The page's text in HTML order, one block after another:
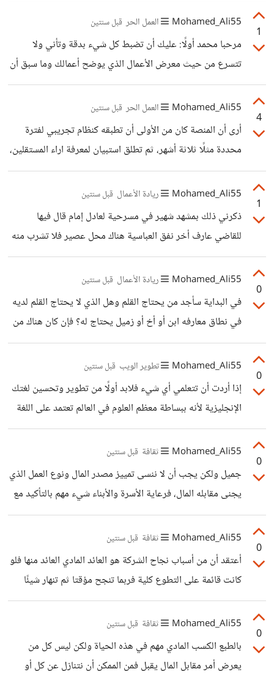
معًا فكلاهما مترابط حتى يتحقق النجاج وهما عنصران مهمان
لنجاح أي أعمال بالإضافة إلى عوامل أخرى مهمة لتحقيق هذا
النجاح.
1
Mohamed_Ali55 العمل الحر قبل سنتين
مرحبا محمد أولًا: عليك أن تضبط كل شيء بدقة وتأني ولا
تتسرع من حيث معرض الأعمال الذي يوضح أعمالك وما سبق أن
قمت به والمهارات التي تتقنها، ثانيًا: أذكر مؤهلات ودوراتك
ومهاراتك وخبراتك، وما يمكنك أن تنجزه وتقوم به، وأن تذكر ما
يميزك عن غيرك بمعنى الميزة التي ستجعلني افضلك على غيرك
واختارك بعيدًا عن الوعود الخيالية والغير مسئولة فكن واقعي
تحديدًا ما
4
Mohamed_Ali55 العمل الحر قبل سنتين
أرى أن المنصة كان من الأولى أن تطبقه كنظام تجريبي لفترة
محددة مثلًا ثلاثة أشهر، ثم تطلق استبيان لمعرفة اراء المستقلين،
ومعرفة مميزات وعيوب نظام العضوية الجديد.
1
Mohamed_Ali55 ريادة الأعمال قبل سنتين
ذكرني ذلك بمشهد شهير في مسرحية لعادل إمام قال فيها
للقاضي عارف أخر نفق العباسية هناك محل عصير فلا تشرب منه
لأنه سيء جدًا فكانت هذه دعاية سلبية لمحل العصير ولكنها
تحولت إلى دعاية مجانية جلبت الكثير من الفضوليين الذين
يريدون التعرف على محل العصير المذكور في المسرحية رغم
اعتراف الجمهور بسوء العصير بالفعل إلا أنه حقق مكاسب من
هذه الدعاية. والحل هنا هو استغلال هذه الدعاية السلبية إذا كان
الذكورة
0
Mohamed_Ali55 ريادة الأعمال قبل سنتين
في البداية سأجد من يحتاج القلم وهل الذي لا يحتاج القلم لديه
في نطاق معارفه ابن أو أخ أو زميل يحتاج له؟ فإن كان هناك من
يحتاجه يمكنني إقناعه بأن يقدمه كهدية لهؤلاء، ثم ذكر ما
سيترتب على عدم وجود القلم في مواقف محدده من مشكلات
ومآذق، وكيف أن القلم كان سيحل له مشكلات عديدة؟، ثم ذكر
مميزات القلم وما هو موجود فيه وليس موجود في غيره، وأنه
لن تجده بسهولة ففرصتك أن تأخذه مني أو تخسره للأبد، كما أن
0
Mohamed_Ali55 تطوير الويب قبل سنتين
إذا أردت أن تتعلمي أي شيء فلابد أولًا من تطوير وتحسين لغتك
الإنجليزية لأنه ببساطة معظم العلوم في العالم تعتمد على اللغة
الإنجليزية، ولا تجهدي نفسك بتعلم كل اللغة، بل بتعلم ما يخص
مجال تخصصك تحديدا بحيث تكونين متقنة لمعظم المصطلحات
في هذا المجال ولا تجهدي نفسك بتعلم كل اللغة لأنك ستضيعين
الكثير من الوقت كما أنك من الممكن أن تدرسي اللغة بالتزامن مع
دراسة تطوير البرمجيات. هناك برامج كثيرة لتعلم اللغة مثل
0
Mohamed_Ali55 ثقافة قبل سنتين
جميل ولكن يجب أن لا ننسى تمييز مصدر المال ونوع العمل الذي
يجنى مقابله المال، فرعاية الأسرة والأبناء شيء مهم بالتأكيد مع
الحرص على أن يكون مقابل المال شرعي وأخلاقي.
0
Mohamed_Ali55 ثقافة قبل سنتين
أعتقد أن من أسباب نجاح الشركة هو العائد المادي العائد منها فلو
كانت قائمة على التطوع كلية فربما تنجح مؤقتا ثم تنهار شيئًا
فشيئًا، فذلك العائد جعلها تستقر وتحقق أهدافها سواء الخيرية أو
المادية
0
Mohamed_Ali55 ثقافة قبل سنتين
بالطبع الكسب المادي مهم في هذه الحياة ولكن ليس كل من
يعرض أمر مقابل المال يقبل فمن الممكن أن نتنازل عن كل أو